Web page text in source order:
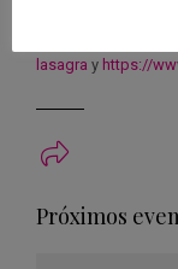
http://
lasagra y https://
Próximos